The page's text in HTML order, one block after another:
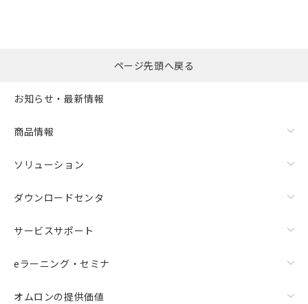
ページ先頭へ戻る
お知らせ・最新情報
商品情報
ソリューション
ダウンロードセンタ
サービスサポート
eラーニング・セミナ
オムロンの提供価値